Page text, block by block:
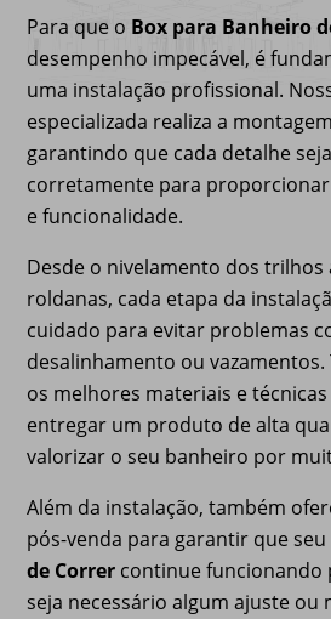
Para que o Box para Banheiro
desempenho impecável, é
uma instalação profissional.
especializada realiza a
garantindo que cada detalhe
corretamente para
e funcionalidade.
Desde o nivelamento dos trilhos
roldanas, cada etapa da
cuidado para evitar problemas
desalinhamento ou
os melhores materiais e
entregar um produto de alta
valorizar o seu banheiro por
Além da instalação, também
pós-venda para garantir que seu
de Correr continue funcionando
seja necessário algum ajuste ou